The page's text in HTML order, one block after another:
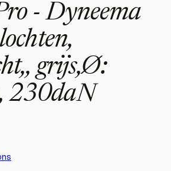
- Dyneema
grijs,Ø:
230daN